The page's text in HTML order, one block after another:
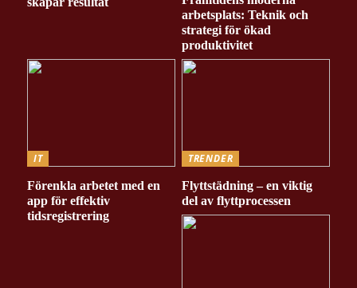
arbetsplats: Teknik och
strategi för ökad
produktivitet
IT
Förenkla arbetet med en
app för effektiv
tidsregistrering
TRENDER
Flyttstädning – en viktig
del av flyttprocessen